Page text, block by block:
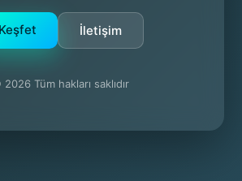
Keşfet İletişim
Tüm hakları saklıdır